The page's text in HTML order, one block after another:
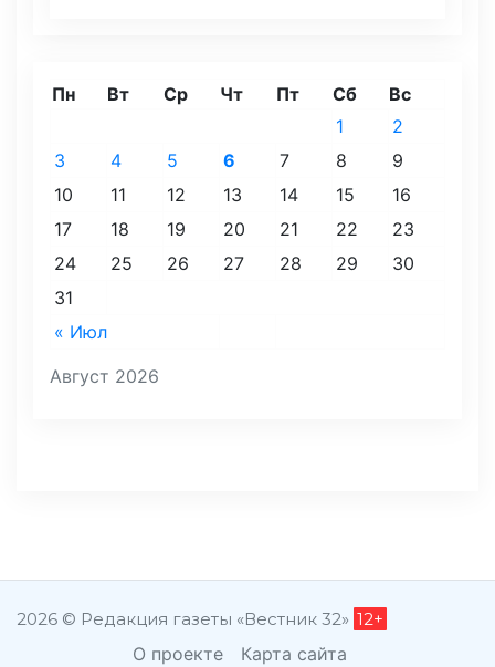
Август 2026
Пн Вт Ср Чт Пт Сб Вс
« Июл
1
2
3
4 5 6 7 8
9
10
11 12 13 14 15
16
17
18 19 20 21 22
23
24
25 26 27 28 29
30
31
2026 © Редакция газеты «Вестник 32» 12+
О проекте Карта сайта